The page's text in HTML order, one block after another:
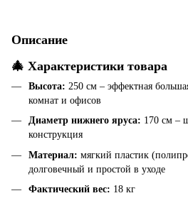
Описание
🎄 Характеристики товара
Высота: 250 см – эффектная
комнат и офисов
Диаметр нижнего яруса: 170 см –
конструкция
Материал: мягкий пластик
долговечный и простой в уходе
Фактический вес: 18 кг